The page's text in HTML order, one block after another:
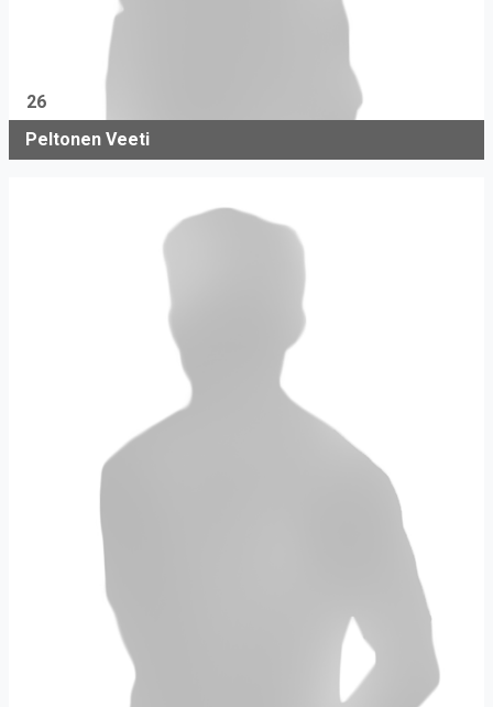
26
Peltonen Veeti